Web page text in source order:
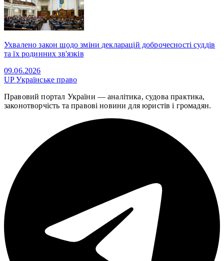
Ухвалено закон щодо зміни декларацій доброчесності суддів
та їх родинних зв'язків
09.06.2026
UPУкраїнське право
Правовий портал України — аналітика, судова практика,
законотворчість та правові новини для юристів і громадян.